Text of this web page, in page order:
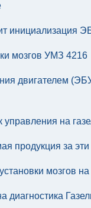
инициализация
мозгов УМЗ 4216
двигателем
управления на
продукция за
мозгов
диагностика